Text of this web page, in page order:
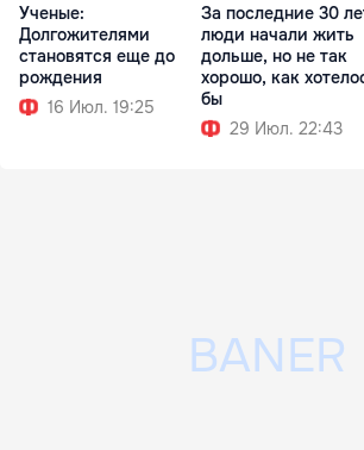
Ученые:
Долгожителями
становятся еще до
рождения
16 Июл. 19:25
За последние 30
люди начали жить
дольше, но не так
хорошо, как
бы
29 Июл. 22:43